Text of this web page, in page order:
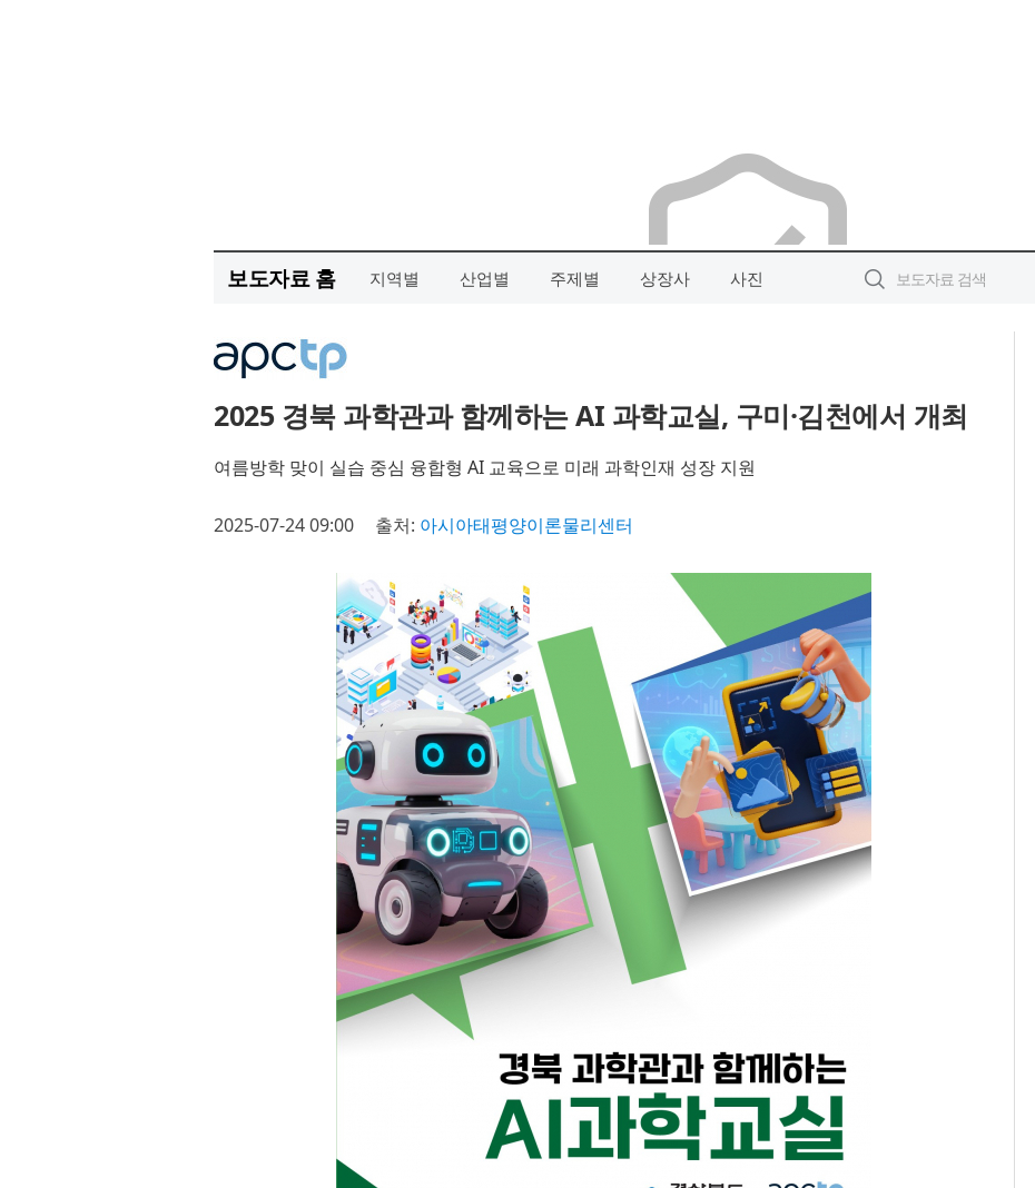
보도자료 홈 지역별 산업별 주제별 상장사 사진
2025 경북 과학관과 함께하는 AI 과학교실, 구미·김천에서 개최
여름방학 맞이 실습 중심 융합형 AI 교육으로 미래 과학인재 성장 지원
2025-07-24 09:00 출처: 아시아태평양이론물리센터